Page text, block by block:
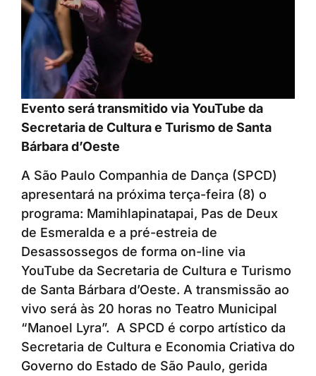
Evento será transmitido via YouTube da
Secretaria de Cultura e Turismo de Santa
Bárbara d’Oeste
A São Paulo Companhia de Dança (SPCD)
apresentará na próxima terça-feira (8) o
programa: Mamihlapinatapai, Pas de Deux
de Esmeralda e a pré-estreia de
Desassossegos de forma on-line via
YouTube da Secretaria de Cultura e Turismo
de Santa Bárbara d’Oeste. A transmissão ao
vivo será às 20 horas no Teatro Municipal
“Manoel Lyra”. A SPCD é corpo artístico da
Secretaria de Cultura e Economia Criativa do
Governo do Estado de São Paulo, gerida